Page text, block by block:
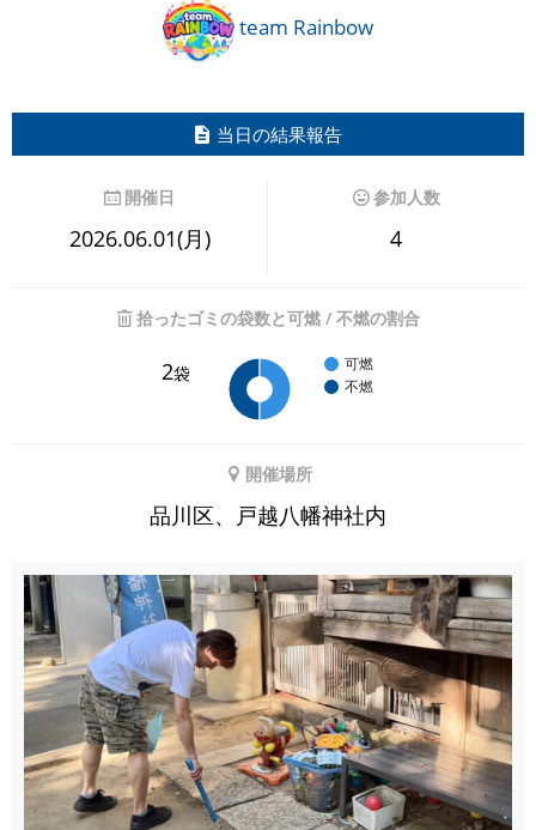
team Rainbow
当日の結果報告
開催日
2026.06.01(月)
参加人数
4
拾ったゴミの袋数と可燃 / 不燃の割合
2袋
可燃
不燃
開催場所
品川区、戸越八幡神社内